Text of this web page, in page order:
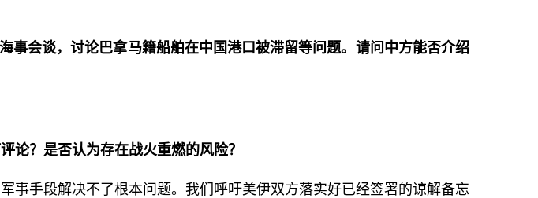
事会谈，讨论巴拿马籍船舶在中国港口被滞留等问题。请问中方能否介绍
论？是否认为存在战火重燃的风险？
事手段解决不了根本问题。我们呼吁美伊双方落实好已经签署的谅解备忘